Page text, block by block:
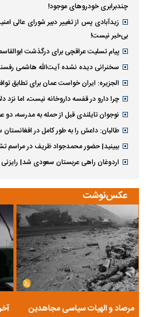
چندبرابری خودروهای موجود!
زیدآبادی پس از تغییر دبیر شورای عالی
بی‌خبر نیست!
پیام تسلیت عراقچی برای درگذشت
سخنرانی دیده نشده آیت‌الله هاشمی
الجزیره: ایران خواست عمان برای تطابق
چرا دارو در قفسه داروخانه نیست، اما نزد
نوجوان تایلندی قبل از حمله به مدرسه، دو
طالبان: داعش را به طور کامل در
ببینید| حضور محمدجواد ظریف در مراسم
اردوغان راهی عربستان سعودی شد|
عکس‌نوشت
مرصاد و الهیات سیاسی مجاهدین